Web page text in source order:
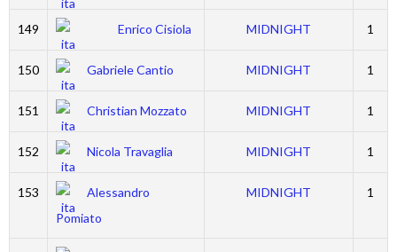
149 Enrico Cisiola MIDNIGHT 1
150 Gabriele Cantio MIDNIGHT 1
151 Christian Mozzato MIDNIGHT 1
152 Nicola Travaglia MIDNIGHT 1
153
Alessandro
Pomiato
MIDNIGHT 1